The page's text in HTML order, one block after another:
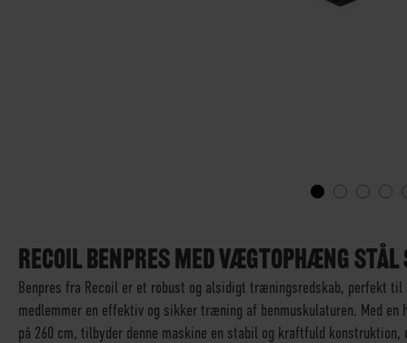
STARTEN
AF
BILLEDGALLERIET
RECOIL BENPRES MED VÆGTOPHÆNG STÅL
Benpres fra Recoil er et robust og alsidigt træningsredskab, perfekt
medlemmer en effektiv og sikker træning af benmuskulaturen. Med en
på 260 cm, tilbyder denne maskine en stabil og kraftfuld